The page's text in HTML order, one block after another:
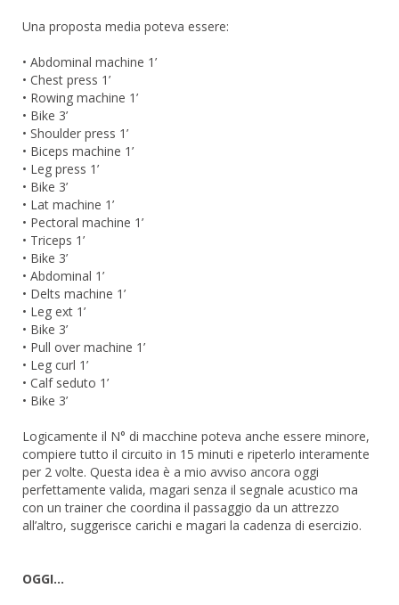
Una proposta media poteva essere:
• Abdominal machine 1’
• Chest press 1’
• Rowing machine 1’
• Bike 3’
• Shoulder press 1’
• Biceps machine 1’
• Leg press 1’
• Bike 3’
• Lat machine 1’
• Pectoral machine 1’
• Triceps 1’
• Bike 3’
• Abdominal 1’
• Delts machine 1’
• Leg ext 1’
• Bike 3’
• Pull over machine 1’
• Leg curl 1’
• Calf seduto 1’
• Bike 3’
Logicamente il N° di macchine poteva anche essere minore,
compiere tutto il circuito in 15 minuti e ripeterlo interamente
per 2 volte. Questa idea è a mio avviso ancora oggi
perfettamente valida, magari senza il segnale acustico ma
con un trainer che coordina il passaggio da un attrezzo
all’altro, suggerisce carichi e magari la cadenza di esercizio.
OGGI…